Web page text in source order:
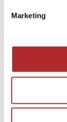
Marketing